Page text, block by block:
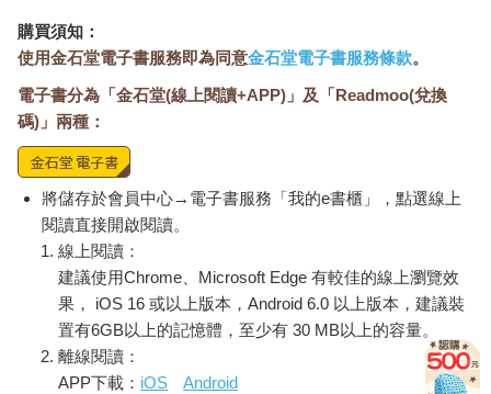
購買須知：
使用金石堂電子書服務即為同意金石堂電子書服務條款。
電子書分為「金石堂(線上閱讀+APP)」及「Readmoo(兌換
碼)」兩種：
將儲存於會員中心→電子書服務「我的e書櫃」，點選線上
閱讀直接開啟閱讀。
線上閱讀：
建議使用Chrome、Microsoft Edge 有較佳的線上瀏覽效
果， iOS 16 或以上版本，Android 6.0 以上版本，建議裝
置有6GB以上的記憶體，至少有 30 MB以上的容量。
離線閱讀：
APP下載： iOS
Android